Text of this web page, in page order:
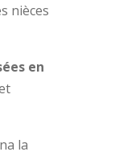
nièces
en
la